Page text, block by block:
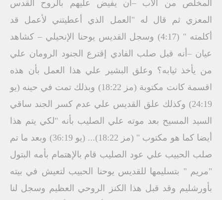
المخلص من الآب –أن يفيض عليهم بالروح القدس
المعزي ثم قال له "العمل الذي أعطيتني لأعمل قد
أكلمته " (4:17) وسجل القديس يوحنا الإنحيلي – كشاهد
عيان –أنه قبل صلب الفادي إقترع الجنود الرومان علي
من يأخذ ثيابه؟ وعلق البشير علي هذا العمل بأن هذه
اقسمة كانت مكتوبة (مز 18:22) وبذلك تمت في حينه (يو
24:19) وكذلك علق القديس علي عدم كسر الجند ساقي
السيد المسيح بعد موته علي الصليب بأنه "لكي يتم هذا
أيضا كما هو مكتوب " (مز 18:22)... (يو 36:19) وبعد ما تم
صلب الحبيب علي عود الصليب قام بالإهتمام بأمه البتول
"مريم " بتسليمها للقديس يوحنا الحبيب لتعيش في بيته
بأورشليم وقد قبل هذا الكنز الروحي العظيم وسجل لنا